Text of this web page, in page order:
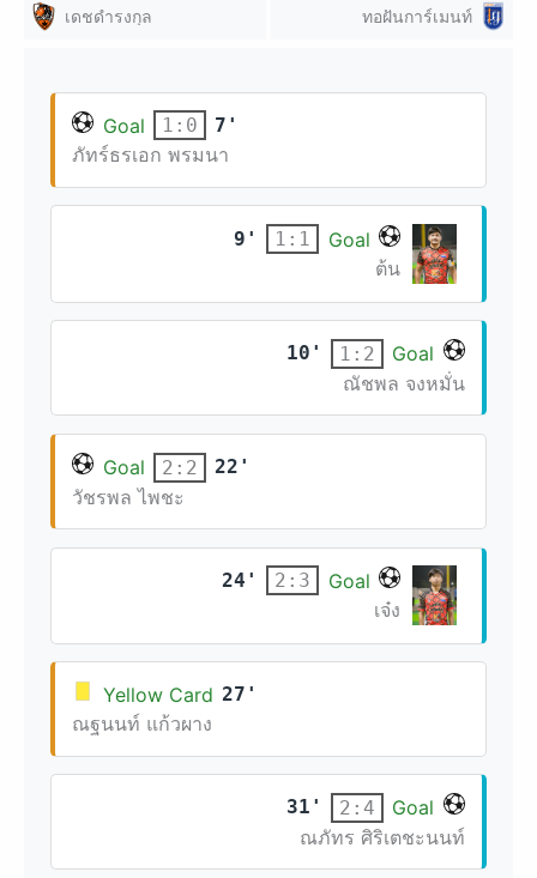
เดชดำรงกุล ทอฝันการ์เมนท์
Goal 1:0 7'
ภัทร์ธรเอก พรมนา
9' 1:1
Goal
ต้น
10' 1:2
Goal
ณัชพล จงหมั่น
Goal 2:2 22'
วัชรพล ไพชะ
24' 2:3
Goal
เจ๋ง
Yellow Card 27'
ณฐนนท์ แก้วผาง
31' 2:4
Goal
ณภัทร ศิริเตชะนนท์